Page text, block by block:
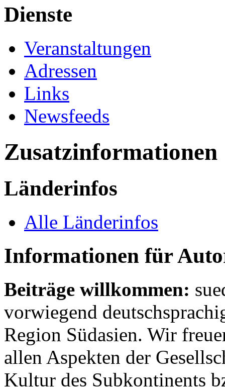
Dienste
Veranstaltungen
Adressen
Links
Newsfeeds
Zusatzinformationen
Länderinfos
Alle Länderinfos
Informationen für
Beiträge willkommen:
vorwiegend
Region Südasien. Wir
allen Aspekten der
Kultur des Subkontinents